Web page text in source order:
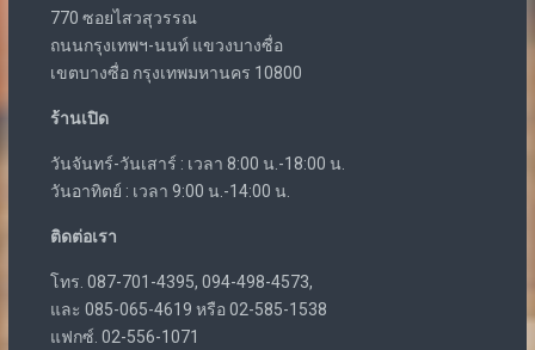
770 ซอยไสวสุวรรณ
ถนนกรุงเทพฯ-นนท์ แขวงบางซื่อ
เขตบางซื่อ กรุงเทพมหานคร 10800
ร้านเปิด
วันจันทร์-วันเสาร์ : เวลา 8:00 น.-18:00 น.
วันอาทิตย์ : เวลา 9:00 น.-14:00 น.
ติดต่อเรา
โทร. 087-701-4395, 094-498-4573,
และ 085-065-4619 หรือ 02-585-1538
แฟกซ์. 02-556-1071